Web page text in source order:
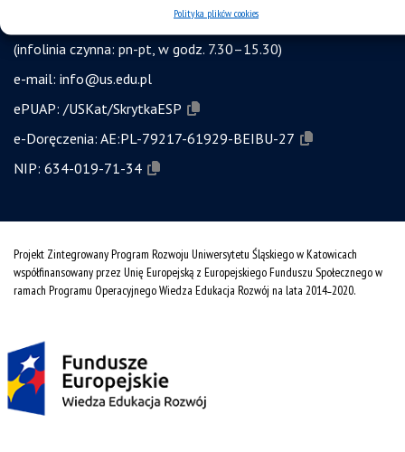
Polityka plików cookies
(infolinia czynna: pn-pt, w godz. 7.30–15.30)
e-mail: info@us.edu.pl
ePUAP: /USKat/SkrytkaESP
e-Doręczenia: AE:PL-79217-61929-BEIBU-27
NIP: 634-019-71-34
Projekt Zintegrowany Program Rozwoju Uniwersytetu Śląskiego w Katowicach
współfinansowany przez Unię Europejską z Europejskiego Funduszu Społecznego w
ramach Programu Operacyjnego Wiedza Edukacja Rozwój na lata 2014˗2020.